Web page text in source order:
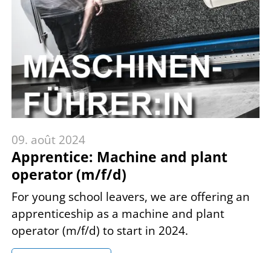
09. août 2024
Apprentice: Machine and plant
operator (m/f/d)
For young school leavers, we are offering an
apprenticeship as a machine and plant
operator (m/f/d) to start in 2024.